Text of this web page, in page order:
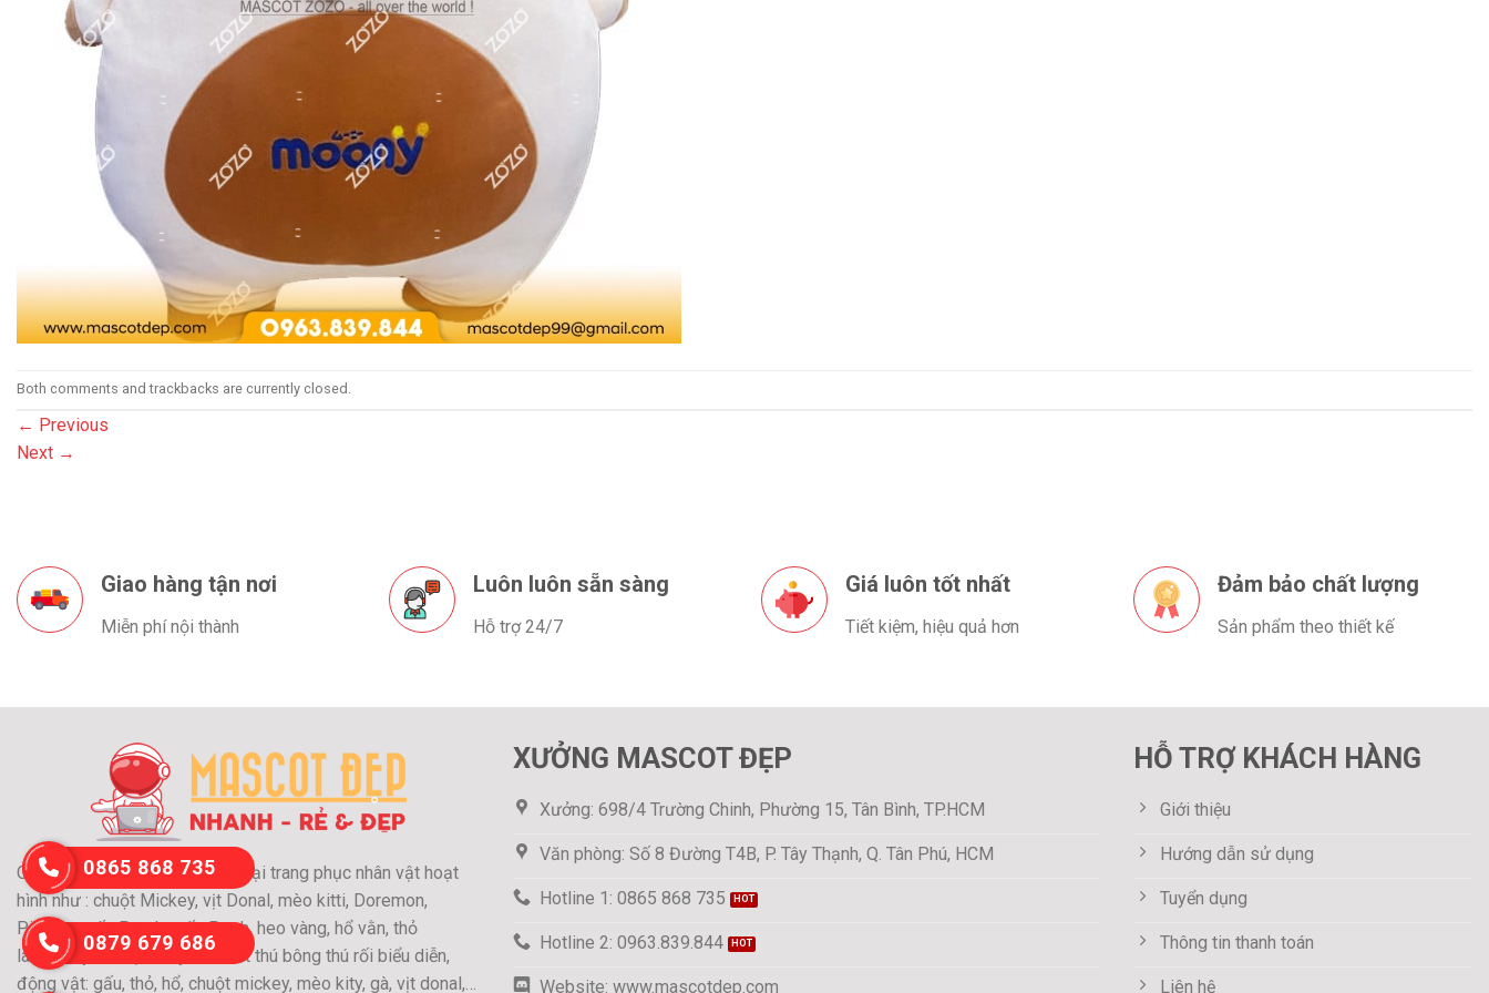
Both comments and trackbacks are currently closed.
← Previous
Next →
Giao hàng tận nơi
Miễn phí nội thành
Luôn luôn sẵn sàng
Hỗ trợ 24/7
Giá luôn tốt nhất
Tiết kiệm, hiệu quả hơn
Đảm bảo chất lượng
Sản phẩm theo thiết kế
Chuyên may và cho thuê các loại trang phục nhân vật hoạt
hình như : chuột Mickey, vịt Donal, mèo kitti, Doremon,
Pikachu, gấu Panda, gấu Pooh, heo vàng, hổ vằn, thỏ
láu….Chuyên nhận may Mascot thú bông thú rối biểu diễn,
động vật: gấu, thỏ, hổ, chuột mickey, mèo kity, gà, vịt donal,…
XƯỞNG MASCOT ĐẸP
Xưởng: 698/4 Trường Chinh, Phường 15, Tân Bình, TP.HCM
Văn phòng: Số 8 Đường T4B, P. Tây Thạnh, Q. Tân Phú, HCM
Hotline 1: 0865 868 735
Hotline 2: 0963.839.844
Website: www.mascotdep.com
HỖ TRỢ KHÁCH HÀNG
Giới thiệu
Hướng dẫn sử dụng
Tuyển dụng
Thông tin thanh toán
Liên hệ
0865 868 735
0879 679 686